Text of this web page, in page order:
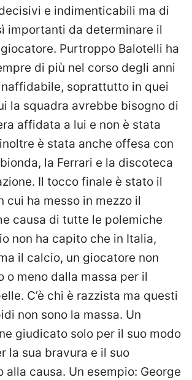
e indimenticabili ma di
importanti da determinare il
Purtroppo Balotelli ha
di più nel corso degli anni
soprattutto in quei
la squadra avrebbe bisogno di
affidata a lui e non è stata
è stata anche offesa con
la Ferrari e la discoteca
Il tocco finale è stato il
cui ha messo in mezzo il
causa di tutte le polemiche
non ha capito che in Italia,
il calcio, un giocatore non
o meno dalla massa per il
C’è chi è razzista ma questi
non sono la massa. Un
giudicato solo per il suo modo
la sua bravura e il suo
alla causa. Un esempio: George